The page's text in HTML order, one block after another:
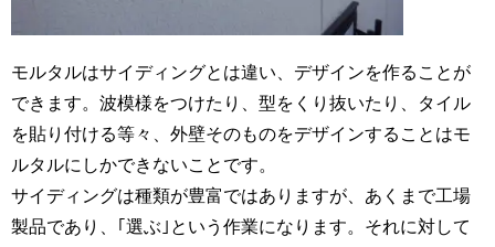
モルタルはサイディングとは違い、デザインを作ることが
できます。波模様をつけたり、型をくり抜いたり、タイル
を貼り付ける等々、外壁そのものをデザインすることはモ
ルタルにしかできないことです。
サイディングは種類が豊富ではありますが、あくまで工場
製品であり、｢選ぶ｣という作業になります。それに対して